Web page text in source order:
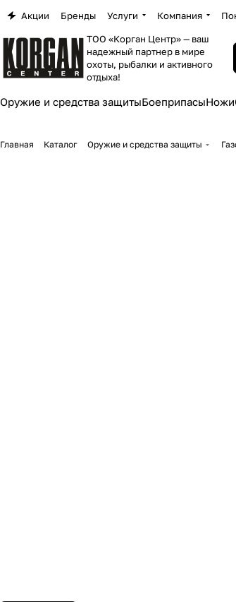
Акции Бренды Услуги Компания
ТОО «Корган Центр» — ваш
надежный партнер в мире
охоты, рыбалки и активного
отдыха!
Оружие и средства защитыБоеприпасыНожи
Главная Каталог Оружие и средства защиты